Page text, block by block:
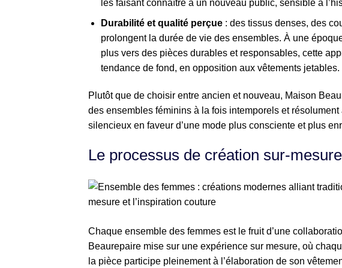
les faisant connaître à un nouveau public, sensible à
Durabilité et qualité perçue: des tissus denses, des
prolongent la durée de vie des ensembles. À une
plus vers des pièces durables et responsables, cette
tendance de fond, en opposition aux vêtements jetables.
Plutôt que de choisir entre ancien et nouveau, Maison
des ensembles féminins à la fois intemporels et
silencieux en faveur d’une mode plus consciente et plus
Le processus de création sur-
Chaque ensemble des femmes est le fruit d’une
Beaurepaire mise sur une expérience sur mesure, où
la pièce participe pleinement à l’élaboration de son